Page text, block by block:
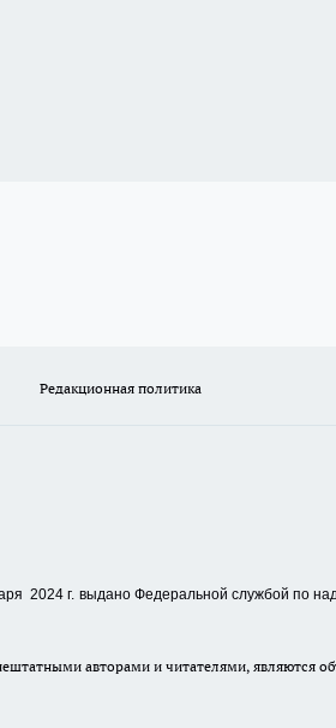
Редакционная политика
2024 г. выдано Федеральной службой по
авторами и читателями, являются